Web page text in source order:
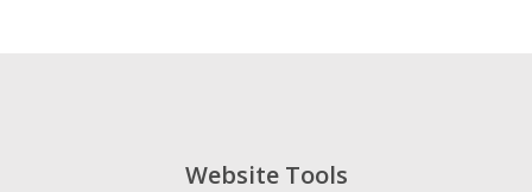
Website Tools